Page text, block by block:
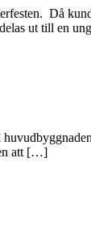
Då
delas ut till en
att […]